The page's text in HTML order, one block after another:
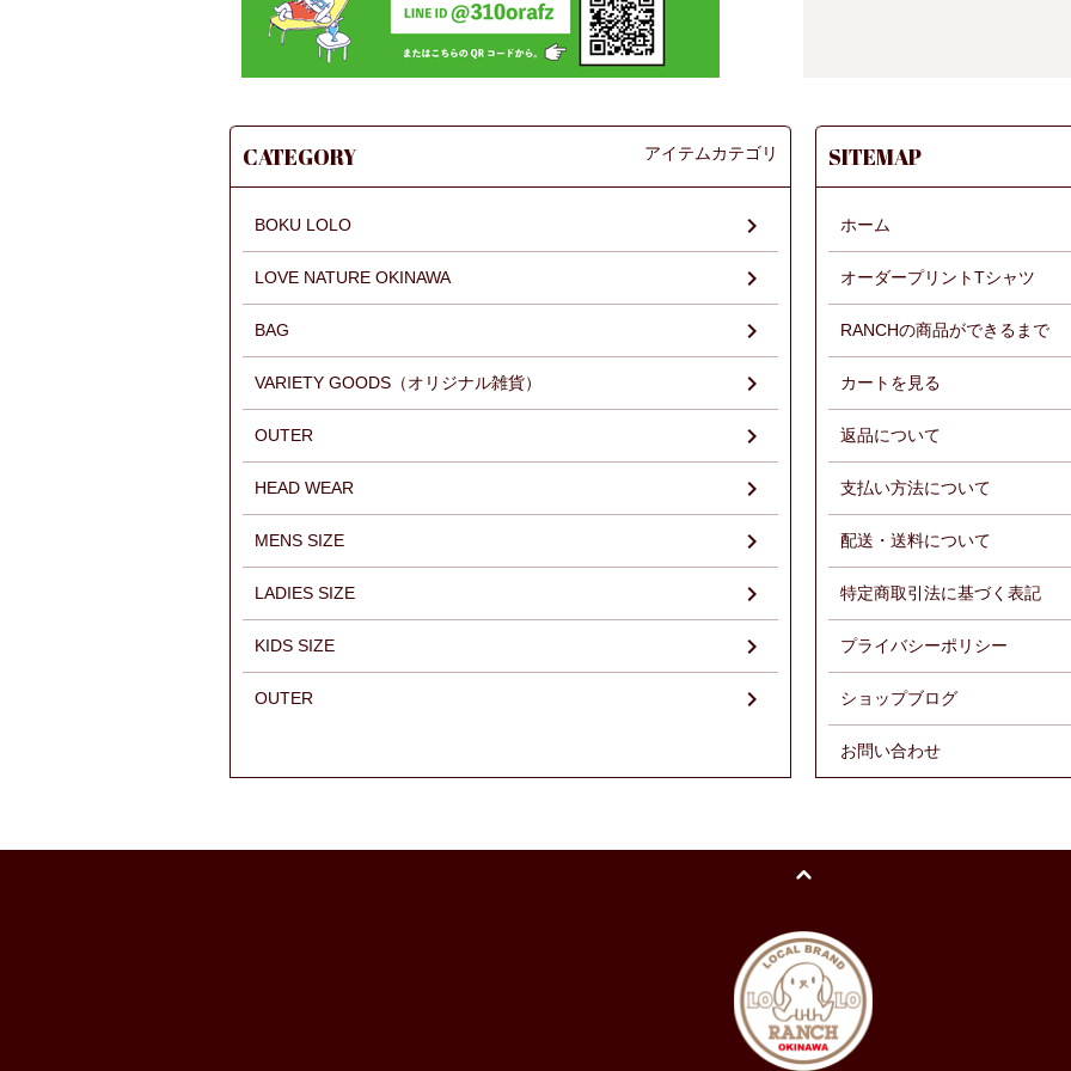
CATEGORY アイテムカテゴリ
BOKU LOLO
LOVE NATURE OKINAWA
BAG
VARIETY GOODS（オリジナル雑貨）
OUTER
HEAD WEAR
MENS SIZE
LADIES SIZE
KIDS SIZE
OUTER
SITEMAP
ホーム
オーダープリントTシャツ
RANCHの商品ができるまで
カートを見る
返品について
支払い方法について
配送・送料について
特定商取引法に基づく表記
プライバシーポリシー
ショップブログ
お問い合わせ